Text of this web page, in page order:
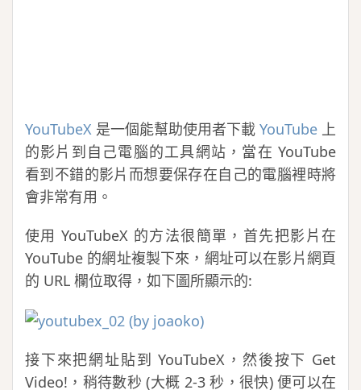
YouTubeX 是一個能幫助使用者下載 YouTube 上
的影片到自己電腦的工具網站，當在 YouTube
看到不錯的影片而想要保存在自己的電腦裡時將
會非常有用。
使用 YouTubeX 的方法很簡單，首先把影片在
YouTube 的網址複製下來，網址可以在影片網頁
的 URL 欄位取得，如下圖所顯示的:
接下來把網址貼到 YouTubeX，然後按下 Get
Video!，稍待數秒 (大概 2-3 秒，很快) 便可以在